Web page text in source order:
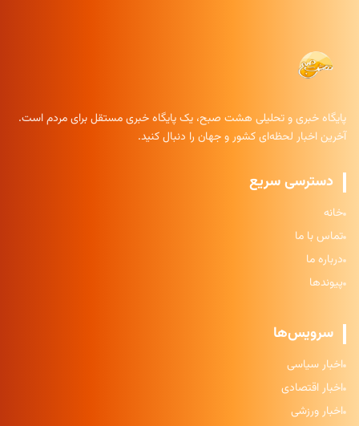
پایگاه خبری و تحلیلی هشت صبح، یک پایگاه خبری مستقل برای مردم است.
آخرین اخبار لحظه‌ای کشور و جهان را دنبال کنید.
دسترسی سریع
خانه
تماس با ما
درباره ما
پیوندها
سرویس‌ها
اخبار سیاسی
اخبار اقتصادی
اخبار ورزشی